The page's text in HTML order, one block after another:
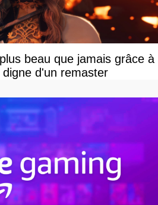
beau que jamais grâce à
d'un remaster